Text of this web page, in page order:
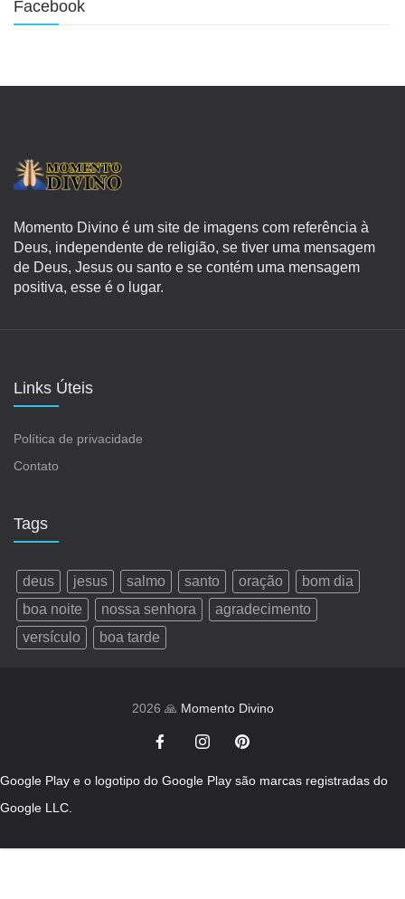
Facebook
Momento Divino é um site de imagens com referência à
Deus, independente de religião, se tiver uma mensagem
de Deus, Jesus ou santo e se contém uma mensagem
positiva, esse é o lugar.
Links Úteis
Política de privacidade
Contato
Tags
deus jesus salmo santo oração
bom dia
boa noite
nossa senhora
agradecimento
versículo
boa tarde
2026 🙏 Momento Divino
Google Play e o logotipo do Google Play são marcas registradas do
Google LLC.